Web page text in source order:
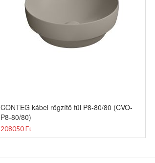
CONTEG kábel rögzítő fül P8-80/80 (CVO-
P8-80/80)
208050 Ft